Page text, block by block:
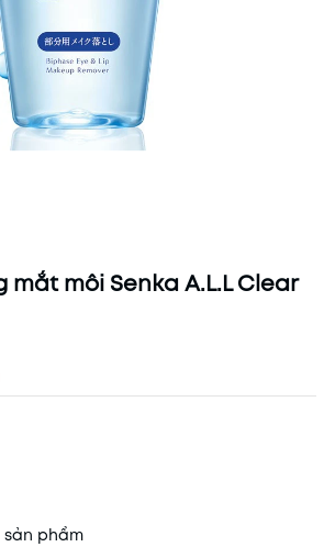
môi Senka A.L.L Clear
phẩm